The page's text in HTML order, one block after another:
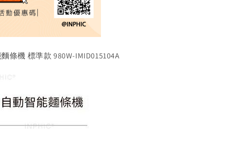
條機 標準款 980W-IMID015104A